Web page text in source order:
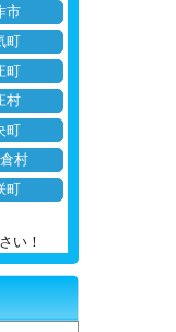
市
町
町
村
町
村
町
い！